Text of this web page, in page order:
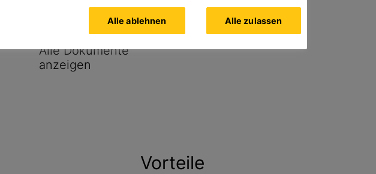
Alle Dokumente
anzeigen
Vorteile
Alle ablehnen Alle zulassen